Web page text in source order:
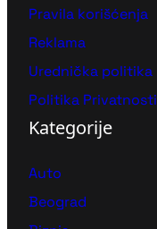
Pravila korišćenja
Reklama
Urednička politika
Politika Privatnosti
Kategorije
Auto
Beograd